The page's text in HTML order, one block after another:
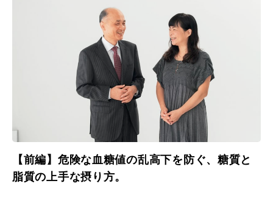
【前編】危険な血糖値の乱高下を防ぐ、糖質と
脂質の上手な摂り方。